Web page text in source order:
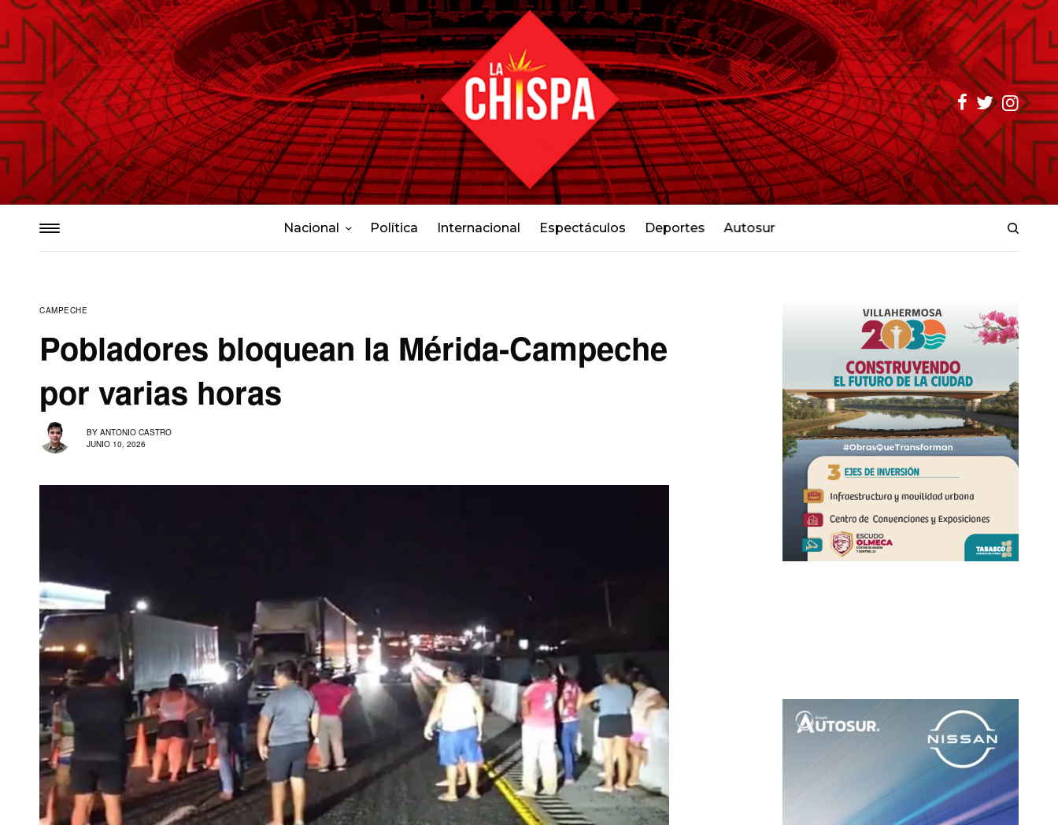
Nacional Política Internacional Espectáculos Deportes Autosur
CAMPECHE
Pobladores bloquean la Mérida-Campeche
por varias horas
BY ANTONIO CASTRO
JUNIO 10, 2026